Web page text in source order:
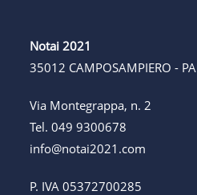
Notai 2021
35012 CAMPOSAMPIERO -
Via Montegrappa, n. 2
Tel.049 9300678
info@notai2021.com
P. IVA 05372700285